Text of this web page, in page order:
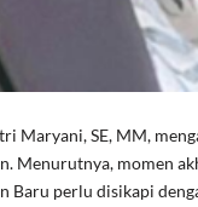
Maryani, SE, MM,
Menurutnya, momen
Baru perlu disikapi